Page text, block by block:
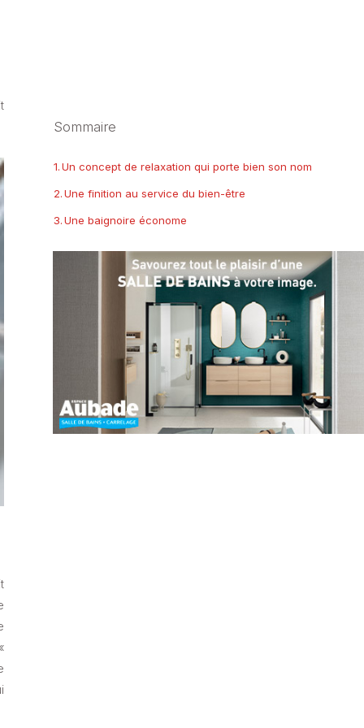
Sommaire
Un concept de relaxation qui porte bien son nom
Une finition au service du bien-être
Une baignoire économe